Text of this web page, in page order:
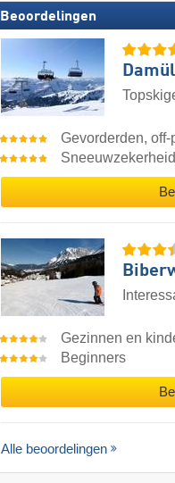
Beoordelingen
Gevorderden,
Sneeuwzekerheid
Gezinnen en
Beginners
Alle beoordelingen